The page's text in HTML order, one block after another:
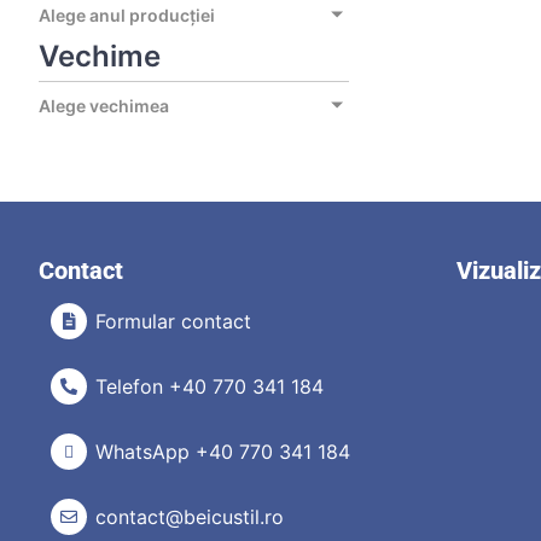
Alege anul producției
Vechime
Alege vechimea
Contact
Formular contact
Telefon +40 770 341 184
WhatsApp +40 770 341 184
contact@beicustil.ro